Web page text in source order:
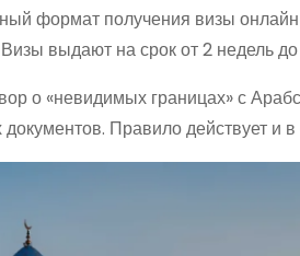
формат получения визы
выдают на срок от 2 недель
о «невидимых границах» с
Правило действует и